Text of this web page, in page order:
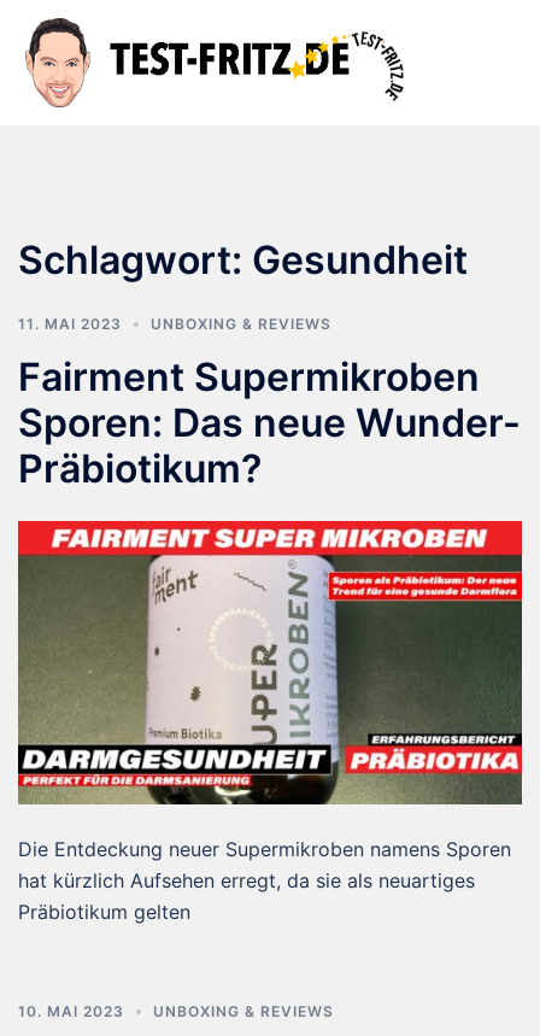
Inhalt
springen
Schlagwort: Gesundheit
11. MAI 2023 UNBOXING & REVIEWS
Fairment Supermikroben
Sporen: Das neue Wunder-
Präbiotikum?
Die Entdeckung neuer Supermikroben namens Sporen
hat kürzlich Aufsehen erregt, da sie als neuartiges
Präbiotikum gelten
10. MAI 2023 UNBOXING & REVIEWS